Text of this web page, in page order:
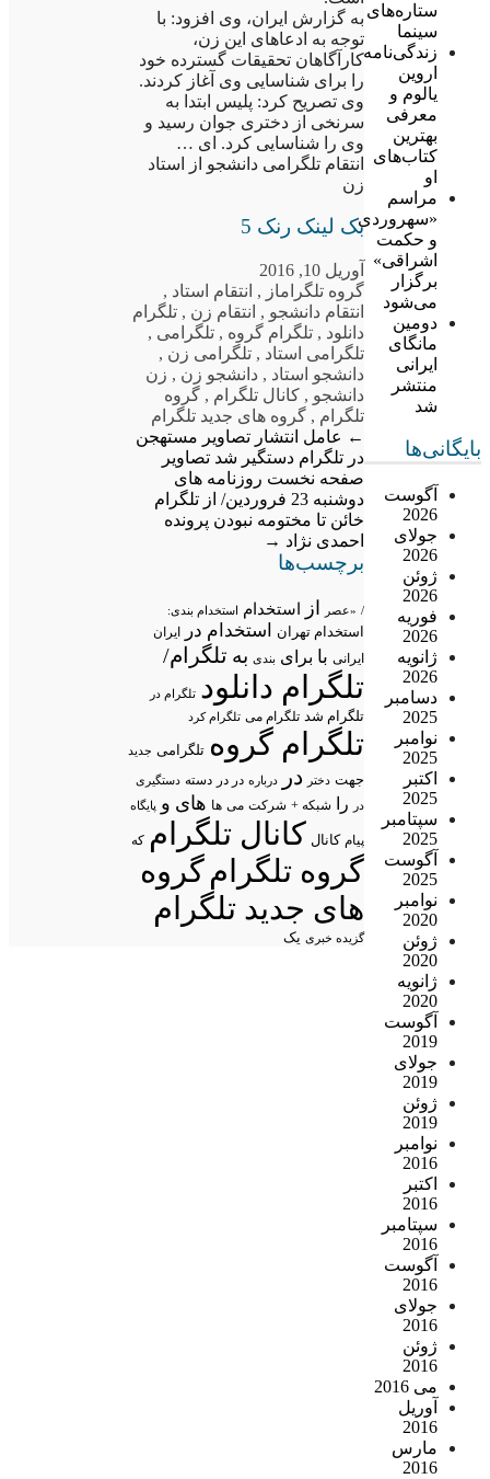
ستاره‌های
سینما
زندگی‌نامه
اروین
یالوم و
معرفی
بهترین
کتاب‌های
او
مراسم
«سهروردی
و حکمت
اشراقی»
برگزار
می‌شود
دومین
مانگای
ایرانی
منتشر
شد
بایگانی‌ها
آگوست
2026
جولای
2026
ژوئن
2026
فوریه
2026
ژانویه
2026
دسامبر
2025
نوامبر
2025
اکتبر
2025
سپتامبر
2025
آگوست
2025
نوامبر
2020
ژوئن
2020
ژانویه
2020
آگوست
2019
جولای
2019
ژوئن
2019
نوامبر
2016
اکتبر
2016
سپتامبر
2016
آگوست
2016
جولای
2016
ژوئن
2016
می 2016
آوریل
2016
مارس
2016
به گزارش ایران، وی افزود: با
توجه به ادعاهای این زن،
کارآگاهان تحقیقات گسترده خود
را برای شناسایی وی آغاز کردند.
وی تصریح کرد: پلیس ابتدا به
سرنخی از دختری جوان رسید و
وی را شناسایی کرد. ای …
انتقام تلگرامی دانشجو از استاد
زن
بک لینک رنک 5
آوریل 10, 2016
گروه تلگراماز , انتقام استاد ,
انتقام دانشجو , انتقام زن , تلگرام
دانلود , تلگرام گروه , تلگرامی ,
تلگرامی استاد , تلگرامی زن ,
دانشجو استاد , دانشجو زن , زن
دانشجو , کانال تلگرام , گروه
تلگرام , گروه های جدید تلگرام
← عامل انتشار تصاویر مستهجن
در تلگرام دستگیر شد تصاویر
صفحه نخست روزنامه های
دوشنبه 23 فروردین/ از تلگرام
خائن تا مختومه نبودن پرونده
احمدی نژاد →
برچسب‌ها
/ «عصر از استخدام استخدام بندی:
استخدام تهران استخدام در ایران
ایرانی با برای بندی به تلگرام/
تلگرام دانلود تلگرام در
تلگرام شد تلگرام می تلگرام کرد
تلگرام گروه تلگرامی جدید
جهت دختر در درباره در در دسته دستگیری
در
را شبکه + شرکت می ها های و پایگاه
پیام کانال کانال تلگرام که
گروه تلگرامگروه
های جدید تلگرام
گزیده خبری یک